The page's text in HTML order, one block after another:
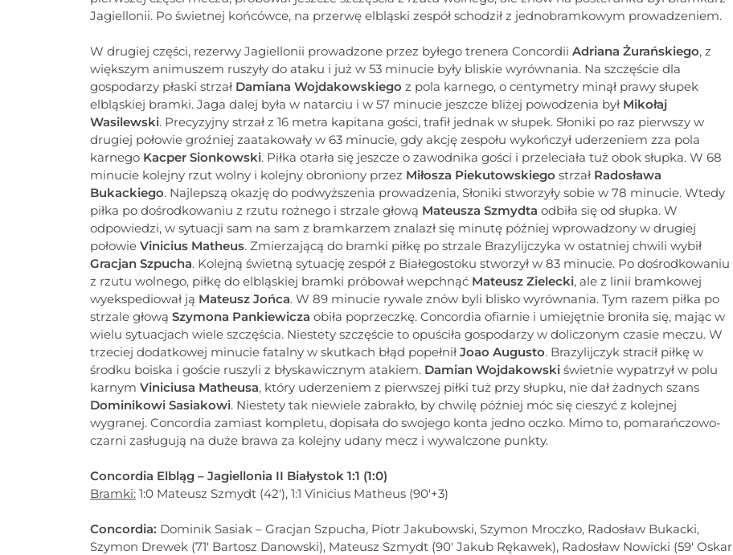
Jagiellonii. Po świetnej końcówce, na przerwę elbląski zespół schodził z jednobramkowym prowadzeniem.
W drugiej części, rezerwy Jagiellonii prowadzone przez byłego trenera Concordii Adriana Żurańskiego, z
większym animuszem ruszyły do ataku i już w 53 minucie były bliskie wyrównania. Na szczęście dla
gospodarzy płaski strzał Damiana Wojdakowskiego z pola karnego, o centymetry minął prawy słupek
elbląskiej bramki. Jaga dalej była w natarciu i w 57 minucie jeszcze bliżej powodzenia był Mikołaj
Wasilewski. Precyzyjny strzał z 16 metra kapitana gości, trafił jednak w słupek. Słoniki po raz pierwszy w
drugiej połowie groźniej zaatakowały w 63 minucie, gdy akcję zespołu wykończył uderzeniem zza pola
karnego Kacper Sionkowski. Piłka otarła się jeszcze o zawodnika gości i przeleciała tuż obok słupka. W 68
minucie kolejny rzut wolny i kolejny obroniony przez Miłosza Piekutowskiego strzał Radosława
Bukackiego. Najlepszą okazję do podwyższenia prowadzenia, Słoniki stworzyły sobie w 78 minucie. Wtedy
piłka po dośrodkowaniu z rzutu rożnego i strzale głową Mateusza Szmydta odbiła się od słupka. W
odpowiedzi, w sytuacji sam na sam z bramkarzem znalazł się minutę później wprowadzony w drugiej
połowie Vinicius Matheus. Zmierzającą do bramki piłkę po strzale Brazylijczyka w ostatniej chwili wybił
Gracjan Szpucha. Kolejną świetną sytuację zespół z Białegostoku stworzył w 83 minucie. Po dośrodkowaniu
z rzutu wolnego, piłkę do elbląskiej bramki próbował wepchnąć Mateusz Zielecki, ale z linii bramkowej
wyekspediował ją Mateusz Jońca. W 89 minucie rywale znów byli blisko wyrównania. Tym razem piłka po
strzale głową Szymona Pankiewicza obiła poprzeczkę. Concordia ofiarnie i umiejętnie broniła się, mając w
wielu sytuacjach wiele szczęścia. Niestety szczęście to opuściła gospodarzy w doliczonym czasie meczu. W
trzeciej dodatkowej minucie fatalny w skutkach błąd popełnił Joao Augusto. Brazylijczyk stracił piłkę w
środku boiska i goście ruszyli z błyskawicznym atakiem. Damian Wojdakowski świetnie wypatrzył w polu
karnym Viniciusa Matheusa, który uderzeniem z pierwszej piłki tuż przy słupku, nie dał żadnych szans
Dominikowi Sasiakowi. Niestety tak niewiele zabrakło, by chwilę później móc się cieszyć z kolejnej
wygranej. Concordia zamiast kompletu, dopisała do swojego konta jedno oczko. Mimo to, pomarańczowo-
czarni zasługują na duże brawa za kolejny udany mecz i wywalczone punkty.
Concordia Elbląg – Jagiellonia II Białystok 1:1 (1:0)
Bramki: 1:0 Mateusz Szmydt (42'), 1:1 Vinicius Matheus (90'+3)
Concordia: Dominik Sasiak – Gracjan Szpucha, Piotr Jakubowski, Szymon Mroczko, Radosław Bukacki,
Szymon Drewek (71' Bartosz Danowski), Mateusz Szmydt (90' Jakub Rękawek), Radosław Nowicki (59' Oskar